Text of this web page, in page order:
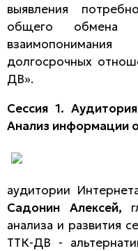
выявления
общего обмена
долгосрочных
ДВ».
Сессия 1.
Анализ информации
аудитории
Садонин Алексей,
анализа и развития
ТТК-ДВ -